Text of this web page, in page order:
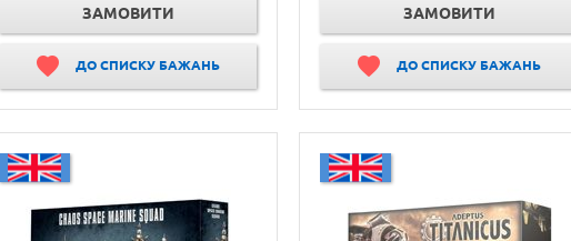
ЗАМОВИТИ
ДО СПИСКУ БАЖАНЬ
ЗАМОВИТИ
ДО СПИСКУ БАЖАНЬ